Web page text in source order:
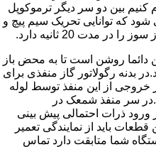
بین دو سر دیگر ترموکوپل
تولید می شود که توانایی تحریک سیم پیچ و
مدت 20 ثانیه دارد.
روشن است تا به محض باز
بدنه رگولاتور گاز منفذی برای
خروجی از این منفذ توسط لوله
سر منفذ شمعک در
ورود ذرات احتمالی پیش بینی
باید از نمایندگی تعمیر
شما متابقت دارد تماس